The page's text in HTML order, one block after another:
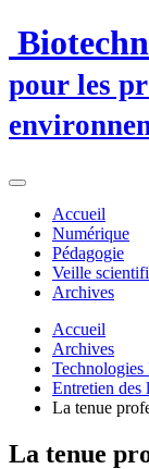
pour les
Accueil
Numérique
Pédagogie
Veille
Archives
Accueil
Archives
Technologies
Entretien des
La tenue
La tenue